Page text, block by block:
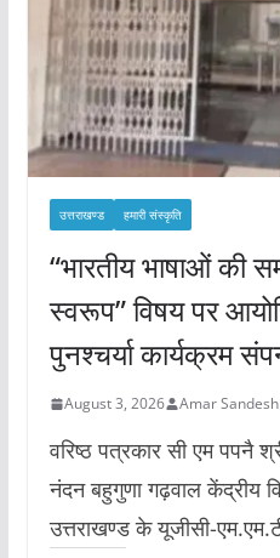
उत्तराखण्ड हमारी संस्कृति
“भारतीय भाषाओं की
स्वरूप” विषय पर
पुनश्चर्या कार्यक्रम
August 3, 2026 Amar Sandesh
वरिष्ठ पत्रकार सी एम पपनै
नंदन बहुगुणा गढ़वाल केंद्रीय
उत्तराखण्ड के यूजीसी-